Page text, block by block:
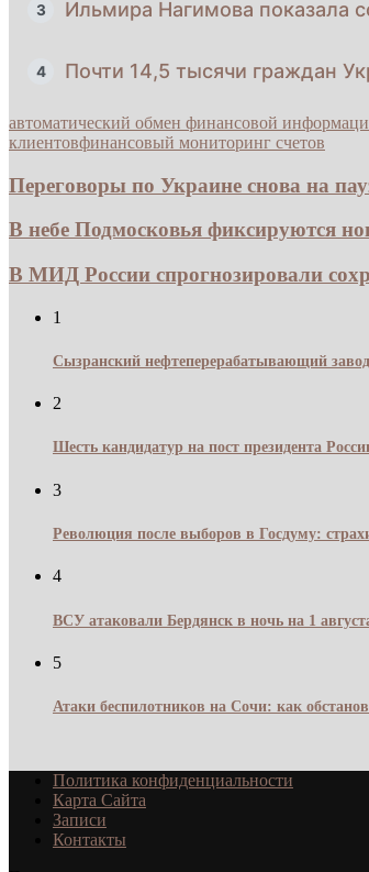
3 Ильмира Нагимова показала
4 Почти 14,5 тысячи граждан
автоматический обмен финансовой
клиентовфинансовый мониторинг счетов
Переговоры по Украине снова на
В небе Подмосковья фиксируются
В МИД России спрогнозировали
1
Сызранский нефтеперерабатывающий завод
2
Шесть кандидатур на пост президента
3
Революция после выборов в Госдуму:
4
ВСУ атаковали Бердянск в ночь на 1
5
Атаки беспилотников на Сочи: как
Политика конфиденциальности
Карта Сайта
Записи
Контакты